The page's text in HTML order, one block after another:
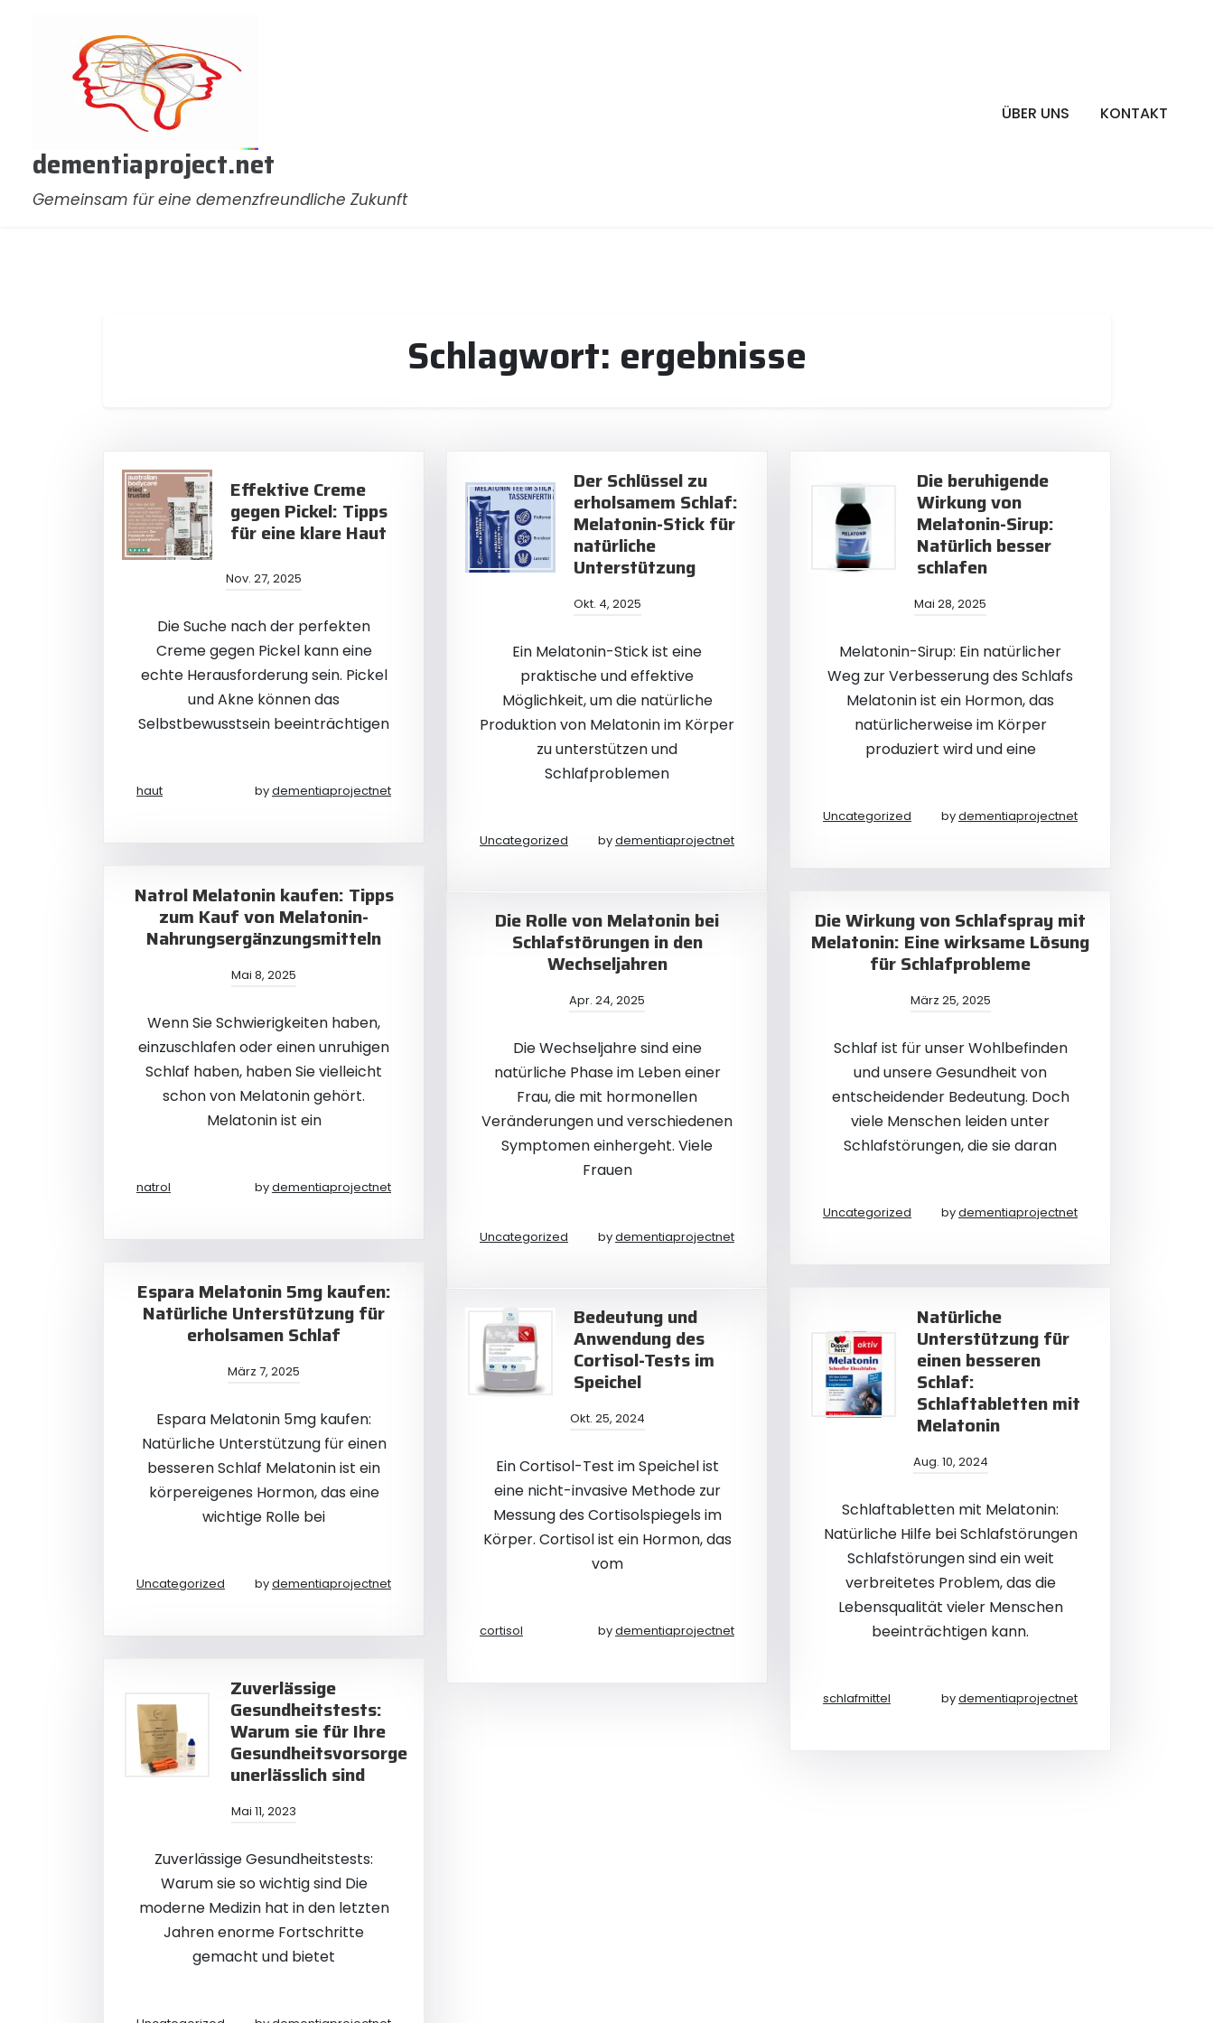
dementiaproject.net
Gemeinsam für eine demenzfreundliche Zukunft
ÜBER UNS KONTAKT
Schlagwort: ergebnisse
Effektive Creme
gegen Pickel: Tipps
für eine klare Haut
Nov. 27, 2025
Die Suche nach der perfekten
Creme gegen Pickel kann eine
echte Herausforderung sein. Pickel
und Akne können das
Selbstbewusstsein beeinträchtigen
haut bydementiaprojectnet
Der Schlüssel zu
erholsamem Schlaf:
Melatonin-Stick für
natürliche
Unterstützung
Okt. 4, 2025
Ein Melatonin-Stick ist eine
praktische und effektive
Möglichkeit, um die natürliche
Produktion von Melatonin im Körper
zu unterstützen und
Schlafproblemen
Uncategorized bydementiaprojectnet
Die beruhigende
Wirkung von
Melatonin-Sirup:
Natürlich besser
schlafen
Mai 28, 2025
Melatonin-Sirup: Ein natürlicher
Weg zur Verbesserung des Schlafs
Melatonin ist ein Hormon, das
natürlicherweise im Körper
produziert wird und eine
Uncategorized bydementiaprojectnet
Natrol Melatonin kaufen: Tipps
zum Kauf von Melatonin-
Nahrungsergänzungsmitteln
Mai 8, 2025
Wenn Sie Schwierigkeiten haben,
einzuschlafen oder einen unruhigen
Schlaf haben, haben Sie vielleicht
schon von Melatonin gehört.
Melatonin ist ein
natrol bydementiaprojectnet
Die Rolle von Melatonin bei
Schlafstörungen in den
Wechseljahren
Apr. 24, 2025
Die Wechseljahre sind eine
natürliche Phase im Leben einer
Frau, die mit hormonellen
Veränderungen und verschiedenen
Symptomen einhergeht. Viele
Frauen
Uncategorized bydementiaprojectnet
Die Wirkung von Schlafspray mit
Melatonin: Eine wirksame Lösung
für Schlafprobleme
März 25, 2025
Schlaf ist für unser Wohlbefinden
und unsere Gesundheit von
entscheidender Bedeutung. Doch
viele Menschen leiden unter
Schlafstörungen, die sie daran
Uncategorized bydementiaprojectnet
Espara Melatonin 5mg kaufen:
Natürliche Unterstützung für
erholsamen Schlaf
März 7, 2025
Espara Melatonin 5mg kaufen:
Natürliche Unterstützung für einen
besseren Schlaf Melatonin ist ein
körpereigenes Hormon, das eine
wichtige Rolle bei
Uncategorized bydementiaprojectnet
Bedeutung und
Anwendung des
Cortisol-Tests im
Speichel
Okt. 25, 2024
Ein Cortisol-Test im Speichel ist
eine nicht-invasive Methode zur
Messung des Cortisolspiegels im
Körper. Cortisol ist ein Hormon, das
vom
cortisol bydementiaprojectnet
Natürliche
Unterstützung für
einen besseren
Schlaf:
Schlaftabletten mit
Melatonin
Aug. 10, 2024
Schlaftabletten mit Melatonin:
Natürliche Hilfe bei Schlafstörungen
Schlafstörungen sind ein weit
verbreitetes Problem, das die
Lebensqualität vieler Menschen
beeinträchtigen kann.
schlafmittel bydementiaprojectnet
Zuverlässige
Gesundheitstests:
Warum sie für Ihre
Gesundheitsvorsorge
unerlässlich sind
Mai 11, 2023
Zuverlässige Gesundheitstests:
Warum sie so wichtig sind Die
moderne Medizin hat in den letzten
Jahren enorme Fortschritte
gemacht und bietet